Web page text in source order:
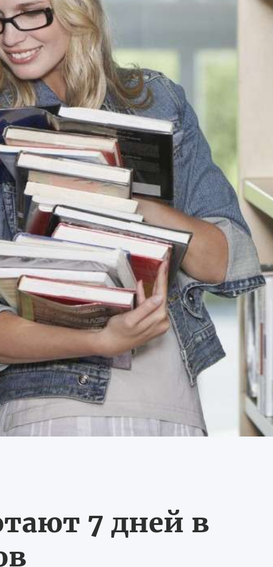
7 дней в